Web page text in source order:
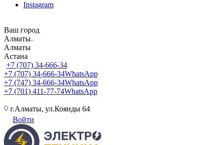
Instagram
Ваш город
Алматы
Алматы
Астана
+7 (707) 34-666-34
+7 (707) 34-666-34WhatsApp
+7 (747) 34-666-34WhatsApp
+7 (701) 411-77-74WhatsApp
г.Алматы, ул.Коянды 64
Войти